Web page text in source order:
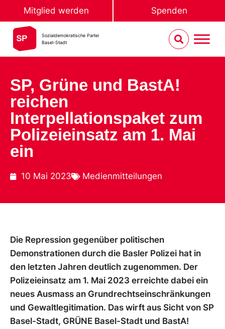
Mitglied werden Spenden
Sozialdemokratische Partei
Basel-Stadt
SP, Grüne und BastA!
reichen
Interpellationspaket zum
Polizeieinsatz am 1. Mai
ein
10 Mai 2023 Medienmitteilungen
Die Repression gegenüber politischen
Demonstrationen durch die Basler Polizei hat in
den letzten Jahren deutlich zugenommen. Der
Polizeieinsatz am 1. Mai 2023 erreichte dabei ein
neues Ausmass an Grundrechtseinschränkungen
und Gewaltlegitimation. Das wirft aus Sicht von SP
Basel-Stadt, GRÜNE Basel-Stadt und BastA!